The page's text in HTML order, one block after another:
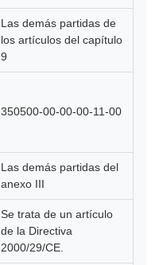
Las demás partidas de
los artículos del capítulo
9
350500-00-00-00-11-00
Las demás partidas del
anexo III
Se trata de un artículo
de la Directiva
2000/29/CE.